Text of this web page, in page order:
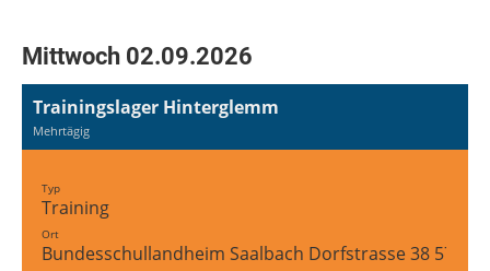
Mittwoch 02.09.2026
Trainingslager Hinterglemm
Mehrtägig
Typ
Training
Ort
Bundesschullandheim Saalbach Dorfstrasse 38 5754